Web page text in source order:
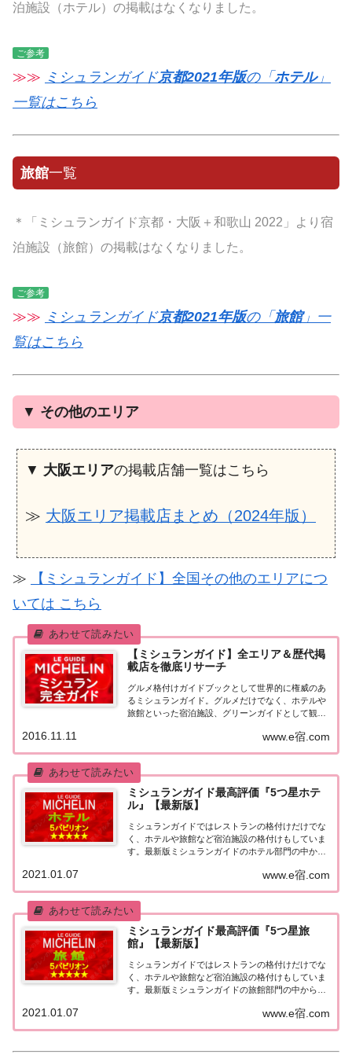
泊施設（ホテル）の掲載はなくなりました。
ご参考
≫≫ ミシュランガイド京都2021年版の「ホテル」
一覧はこちら
旅館一覧
＊「ミシュランガイド京都・大阪＋和歌山 2022」より宿
泊施設（旅館）の掲載はなくなりました。
ご参考
≫≫ ミシュランガイド京都2021年版の「 旅館」一
覧はこちら
▼ その他のエリア
▼ 大阪エリアの掲載店舗一覧はこちら
≫ 大阪エリア掲載店まとめ（2024年版）
≫
【ミシュランガイド】全国その他のエリアにつ
いては こちら
【ミシュランガイド】全エリア＆歴代掲
載店を徹底リサーチ
グルメ格付けガイドブックとして世界的に権威のあ
るミシュランガイド。グルメだけでなく、ホテルや
旅館といった宿泊施設、グリーンガイドとして観光
本版としては、2007年11月20日に「ミシュランガイ
ド東京版2008」が発売されてからエリアを...
www.e宿.com
2016.11.11
ミシュランガイド最高評価『5つ星ホテ
ル』【最新版】
ミシュランガイドではレストランの格付けだけでな
く、ホテルや旅館など宿泊施設の格付けもしていま
す。最新版ミシュランガイドのホテル部門の中から
をまとめてみました♪ いずれのホテルも人気ランキ
ングなどで常に上位を賑わす有名ホテル。各ホテル
の...
www.e宿.com
2021.01.07
ミシュランガイド最高評価『5つ星旅
館』【最新版】
ミシュランガイドではレストランの格付けだけでな
く、ホテルや旅館など宿泊施設の格付けもしていま
す。最新版ミシュランガイドの旅館部門の中から最
とめてみました♪ いずれも人気ランキングなどで常
に上位を賑わす有名旅館。各旅館の情報と口コミ評
www.e宿.com
2021.01.07